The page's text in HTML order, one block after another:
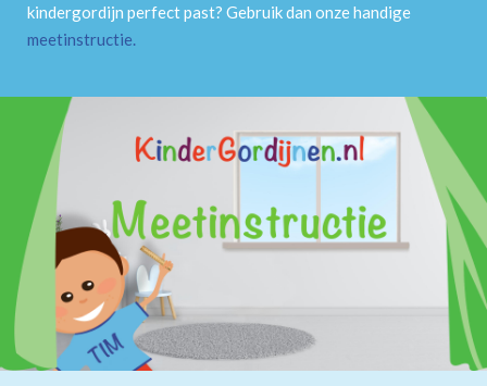
kindergordijn perfect past? Gebruik dan onze handige
meetinstructie.